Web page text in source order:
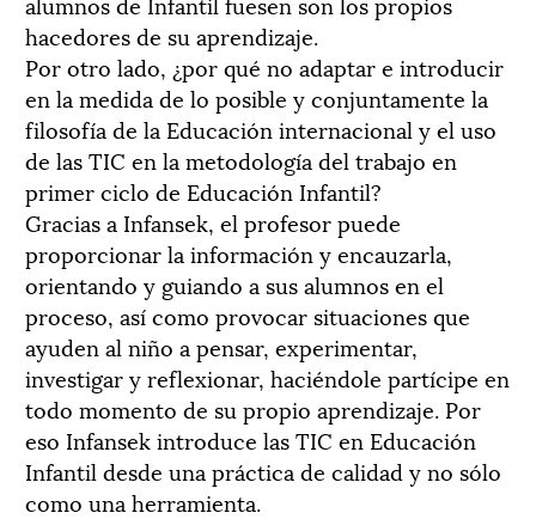
hacedores de su aprendizaje.
Por otro lado, ¿por qué no adaptar e introducir
en la medida de lo posible y conjuntamente la
filosofía de la Educación internacional y el uso
de las TIC en la metodología del trabajo en
primer ciclo de Educación Infantil?
Gracias a Infansek, el profesor puede
proporcionar la información y encauzarla,
orientando y guiando a sus alumnos en el
proceso, así como provocar situaciones que
ayuden al niño a pensar, experimentar,
investigar y reflexionar, haciéndole partícipe en
todo momento de su propio aprendizaje. Por
eso Infansek introduce las TIC en Educación
Infantil desde una práctica de calidad y no sólo
como una herramienta.